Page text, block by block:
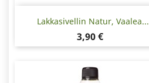
Lakkasivellin Natur, Vaalea...
Hinta
3,90 €